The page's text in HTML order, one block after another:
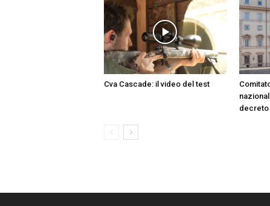
Cva Cascade: il video del test
decreto